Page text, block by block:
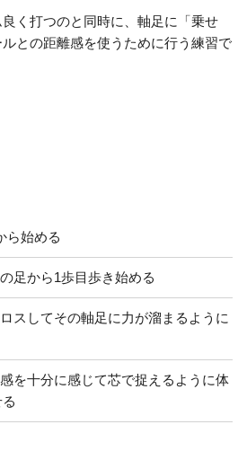
く打つのと同時に、軸足に「乗せ
との距離感を使うために行う練習で
ら始める
足から1歩目歩き始める
スしてその軸足に力が溜まるように
を十分に感じて芯で捉えるように体